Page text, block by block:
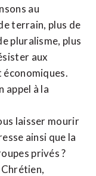
au
terrain, plus de
pluralisme, plus
aux
appel à la
laisser mourir
ainsi que la
privés ?